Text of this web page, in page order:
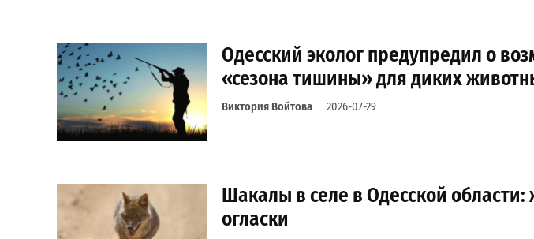
Одесский эколог предупредил о
«сезона тишины» для диких
Виктория Войтова 2026-07-29
Шакалы в селе в Одесской области:
огласки